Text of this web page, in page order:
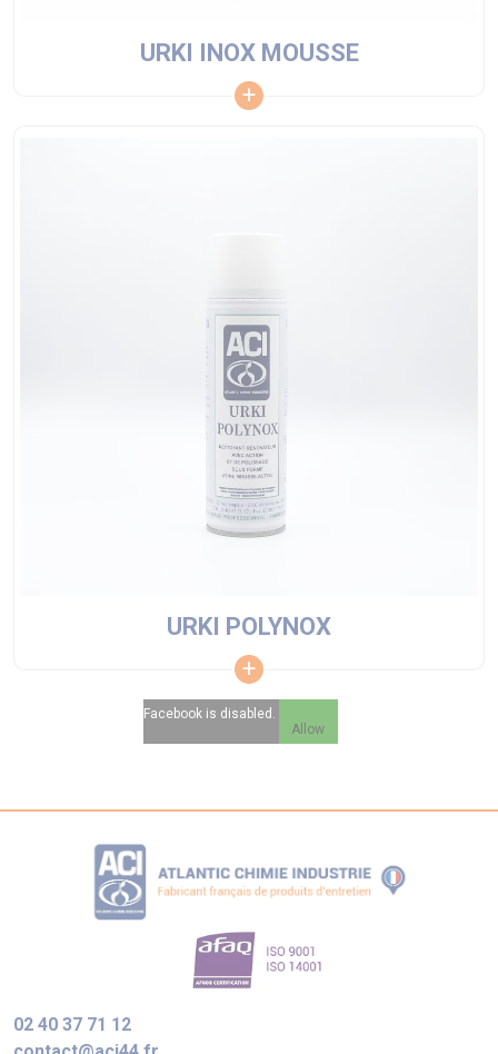
URKI INOX MOUSSE
URKI POLYNOX
Facebook is disabled.
Allow
02 40 37 71 12